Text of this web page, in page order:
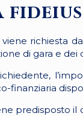
richiesta
di gara e dei
finanziaria
predisposto